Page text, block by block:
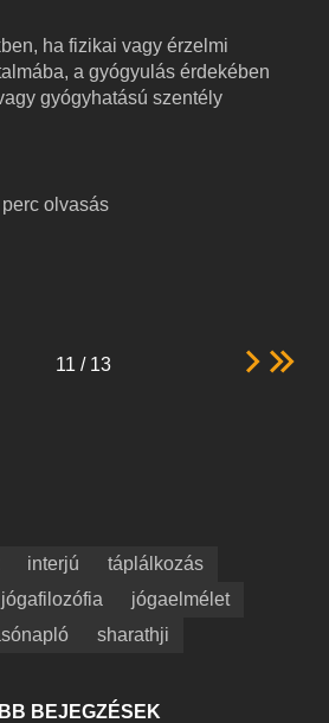
ha fizikai vagy érzelmi
a gyógyulás érdekében
gyógyhatású szentély
olvasás
11 / 13
interjú
táplálkozás
jógafilozófia
jógaelmélet
sharathji
BEJEGZÉSEK